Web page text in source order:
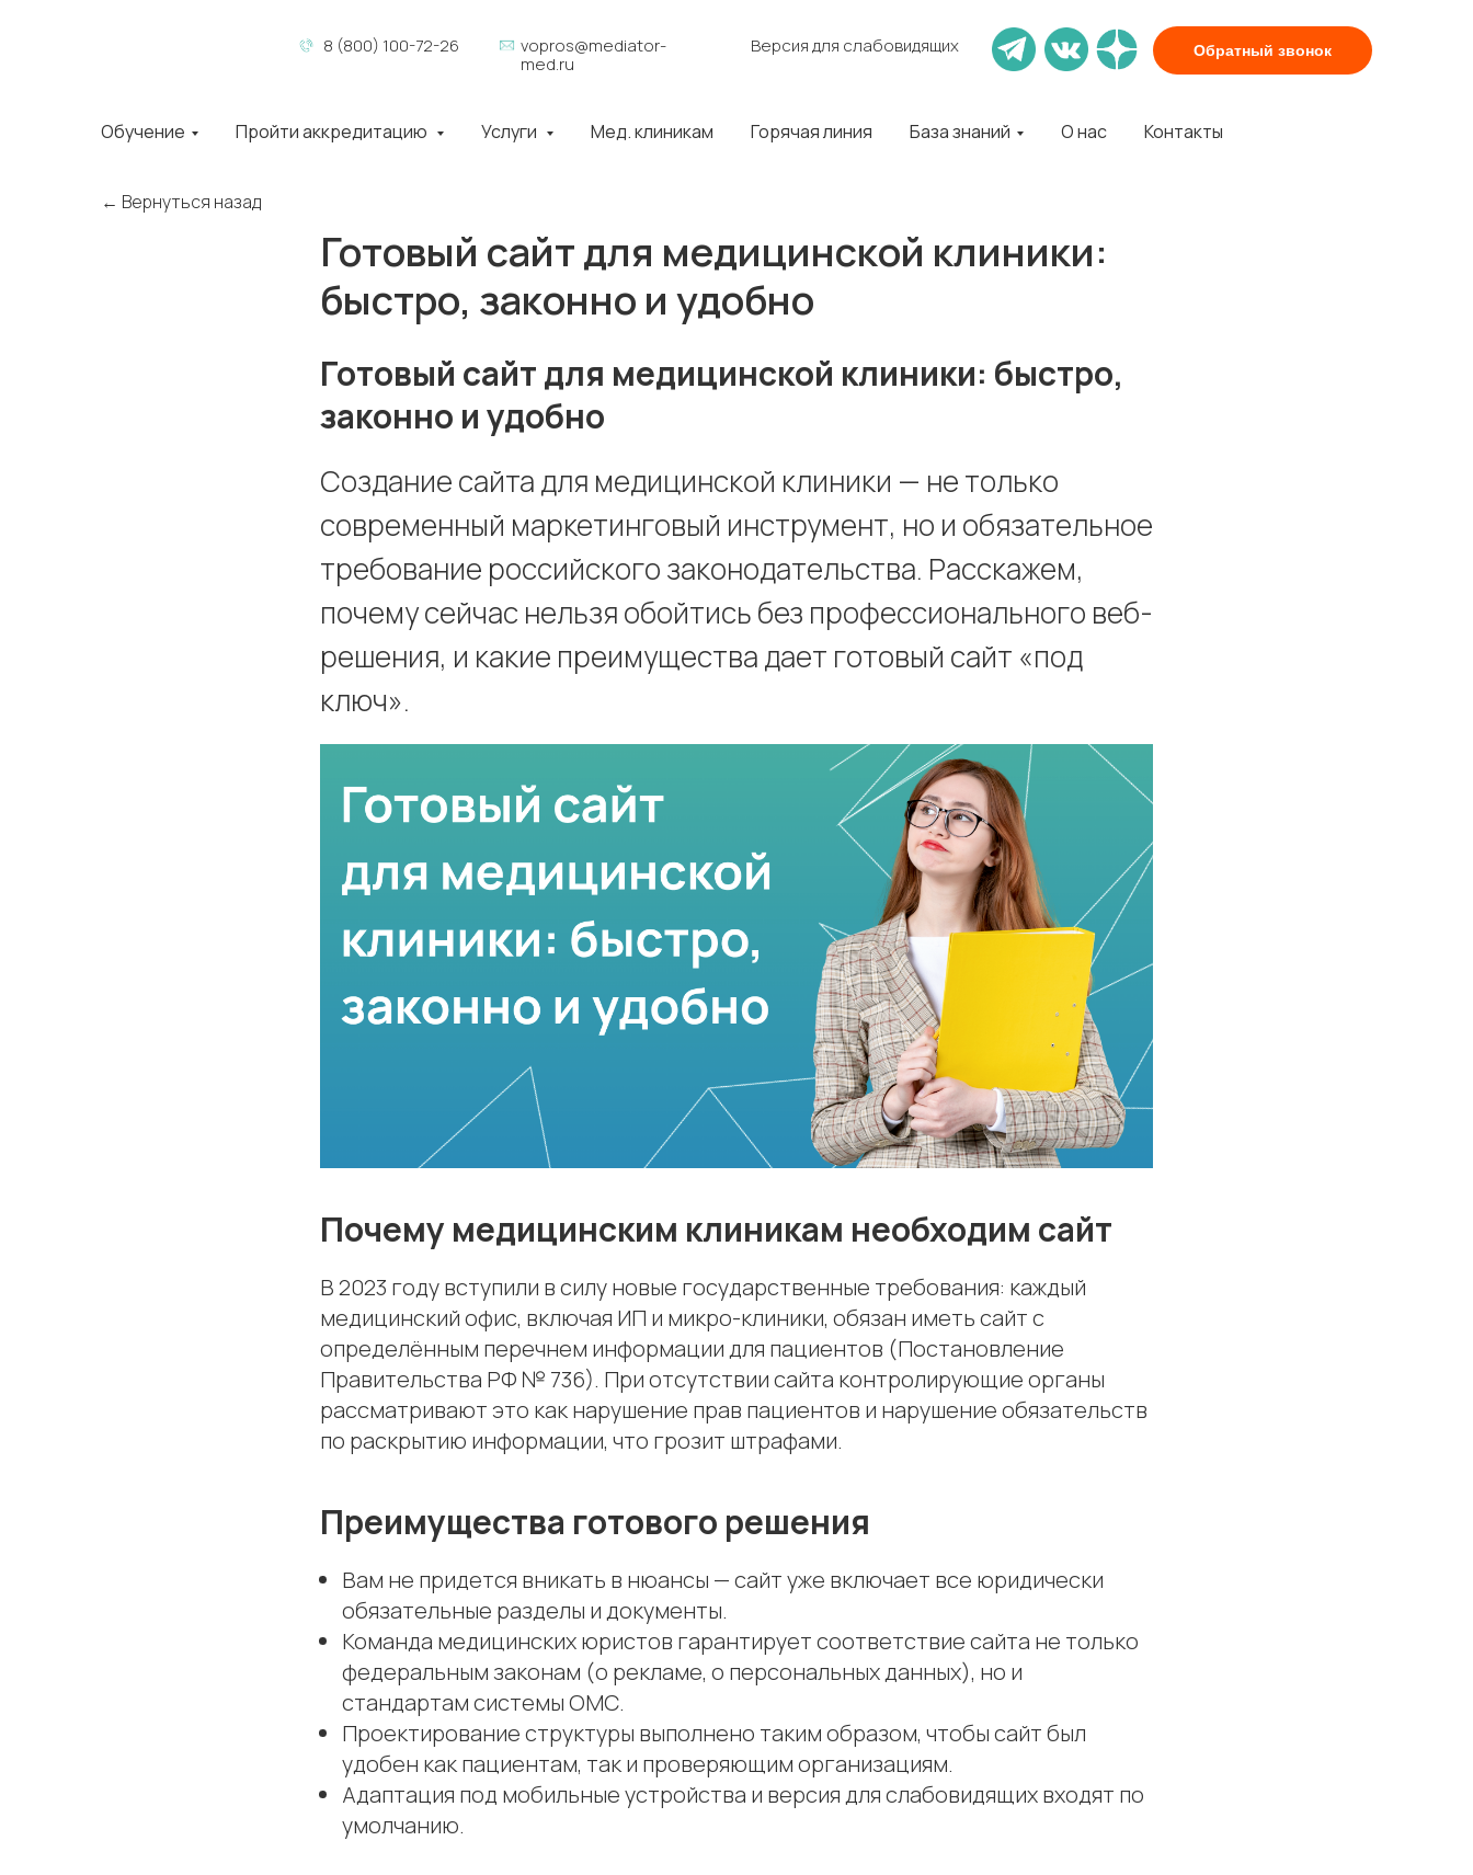
8 (800) 100-72-26
vopros@mediator-
med.ru
Версия для слабовидящих Обратный звонок
Обучение Пройти аккредитацию Услуги Мед. клиникам Горячая линия База знаний О нас Контакты
← Вернуться назад
Готовый сайт для медицинской клиники:
быстро, законно и удобно
Готовый сайт для медицинской клиники: быстро,
законно и удобно
Создание сайта для медицинской клиники — не только
современный маркетинговый инструмент, но и обязательное
требование российского законодательства. Расскажем,
почему сейчас нельзя обойтись без профессионального веб-
решения, и какие преимущества дает готовый сайт «под
ключ».
Почему медицинским клиникам необходим сайт
В 2023 году вступили в силу новые государственные требования: каждый
медицинский офис, включая ИП и микро-клиники, обязан иметь сайт с
определённым перечнем информации для пациентов (Постановление
Правительства РФ № 736). При отсутствии сайта контролирующие органы
рассматривают это как нарушение прав пациентов и нарушение обязательств
по раскрытию информации, что грозит штрафами.
Преимущества готового решения
Вам не придется вникать в нюансы — сайт уже включает все юридически
обязательные разделы и документы.
Команда медицинских юристов гарантирует соответствие сайта не только
федеральным законам (о рекламе, о персональных данных), но и
стандартам системы ОМС.
Проектирование структуры выполнено таким образом, чтобы сайт был
удобен как пациентам, так и проверяющим организациям.
Адаптация под мобильные устройства и версия для слабовидящих входят по
умолчанию.